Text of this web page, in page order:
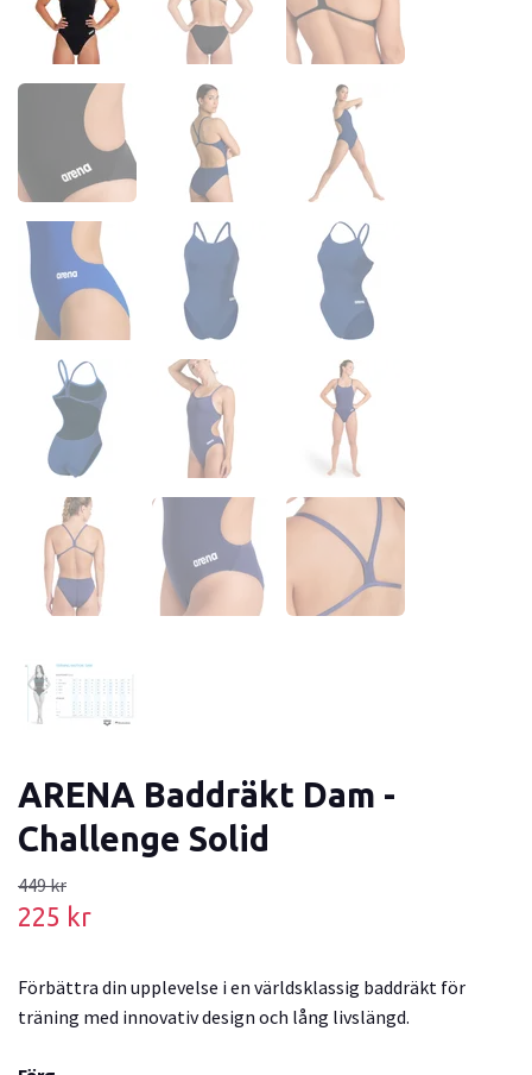
ARENA Baddräkt Dam -
Challenge Solid
449 kr
225 kr
Förbättra din upplevelse i en världsklassig baddräkt för
träning med innovativ design och lång livslängd.